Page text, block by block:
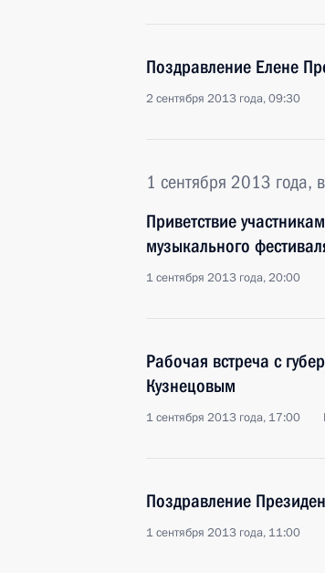
Поздравление Елене
2 сентября 2013 года, 09:30
1 сентября 2013 года,
Приветствие
музыкального
1 сентября 2013 года, 20:00
Рабочая встреча с
Кузнецовым
1 сентября 2013 года, 17:00
Поздравление
1 сентября 2013 года, 11:00